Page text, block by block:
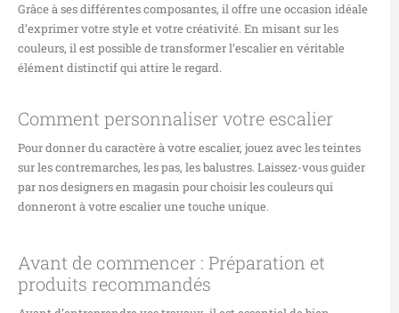
Grâce à ses différentes composantes, il offre une occasion idéale
d’exprimer votre style et votre créativité. En misant sur les
couleurs, il est possible de transformer l’escalier en véritable
élément distinctif qui attire le regard.
Comment personnaliser votre escalier
Pour donner du caractère à votre escalier, jouez avec les teintes
sur les contremarches, les pas, les balustres. Laissez-vous guider
par nos designers en magasin pour choisir les couleurs qui
donneront à votre escalier une touche unique.
Avant de commencer : Préparation et
produits recommandés